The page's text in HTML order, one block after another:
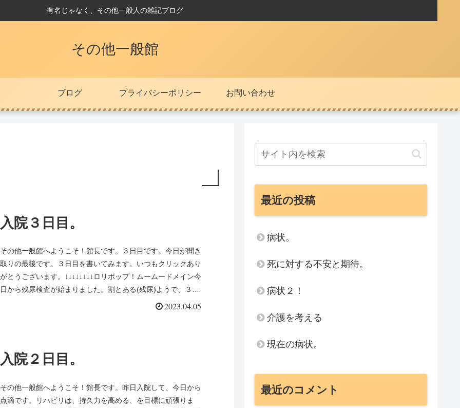
有名じゃなく、その他一般人の雑記ブログ
その他一般館
ブログ プライバシーポリシー お問い合わせ
入院３日目。
その他一般館へようこそ！館長です。３日目です。今日が聞き
取りの最後です。３日目を書いてみます。いつもクリックあり
がとうございます。↓↓↓↓↓↓↓↓ロリポップ！ムームードメイン今
日から残尿検査が始まりました。割とある(残尿)ようで、３０
2023.04.05
入院２日目。
その他一般館へようこそ！館長です。昨日入院して、今日から
点滴です。リハビリは、持久力を高める、を目標に頑張りま
最近の投稿
病状。
死に対する不安と期待。
病状２！
介護を考える
現在の病状。
最近のコメント